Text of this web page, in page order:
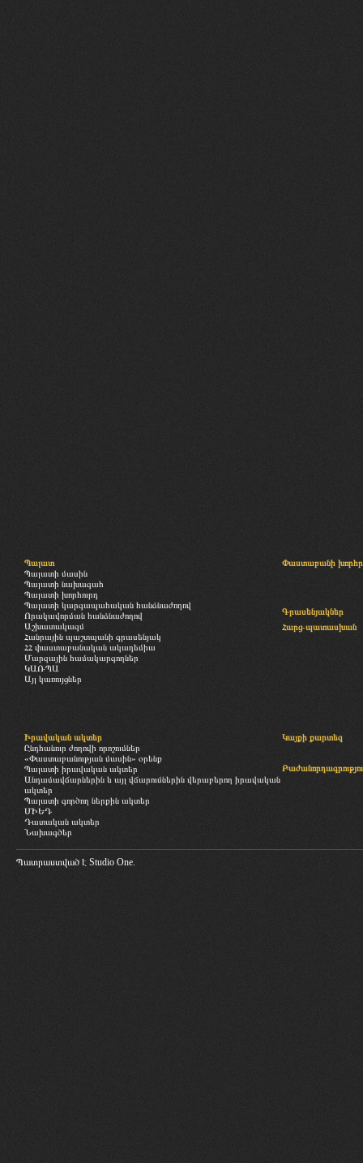
Պալատ
Պալատի մասին
Պալատի նախագահ
Պալատի խորհուրդ
Պալատի կարգապահական հանձնաժողով
Որակավորման հանձնաժողով
Աշխատակազմ
Հանրային պաշտպանի գրասենյակ
ՀՀ փաստաբանական ակադեմիա
Մարզային համակարգողներ
ԿԱՌՊԱ
Այլ կառույցներ
Փաստաբանի
Գրասենյակներ
Հարց-պատասխան
Իրավական ակտեր
Ընդհանուր ժողովի որոշումներ
«Փաստաբանության մասին» օրենք
Պալատի իրավական ակտեր
Անդամավճարներին և այլ վճարումներին վերաբերող իրավական
ակտեր
Պալատի գործող ներքին ակտեր
ՄԻԵԴ
Դատական ակտեր
Նախագծեր
Կայքի քարտեզ
Պատրաստված է Studio One.